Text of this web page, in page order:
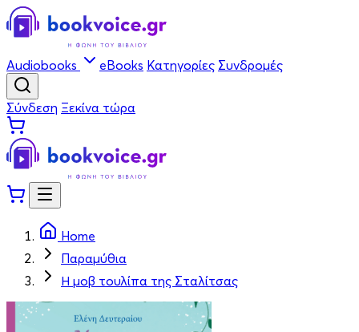
Audiobooks eBooks Κατηγορίες Συνδρομές
Σύνδεση Ξεκίνα τώρα
Home
Παραμύθια
Η μοβ τουλίπα της Σταλίτσας